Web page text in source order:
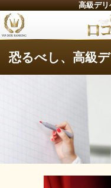
高級デ
恐るべし、高級